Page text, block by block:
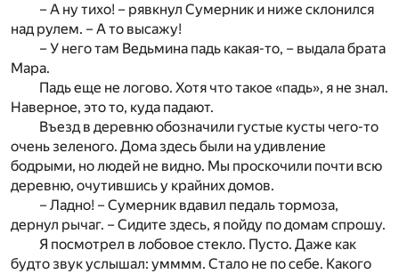
– А ну тихо! – рявкнул Сумерник и ниже склонился
над рулем. – А то высажу!
– У него там Ведьмина падь какая-то, – выдала брата
Мара.
Падь еще не логово. Хотя что такое «падь», я не знал.
Наверное, это то, куда падают.
Въезд в деревню обозначили густые кусты чего-то
очень зеленого. Дома здесь были на удивление
бодрыми, но людей не видно. Мы проскочили почти всю
деревню, очутившись у крайних домов.
– Ладно! – Сумерник вдавил педаль тормоза,
дернул рычаг. – Сидите здесь, я пойду по домам спрошу.
Я посмотрел в лобовое стекло. Пусто. Даже как
будто звук услышал: умммм. Стало не по себе. Какого